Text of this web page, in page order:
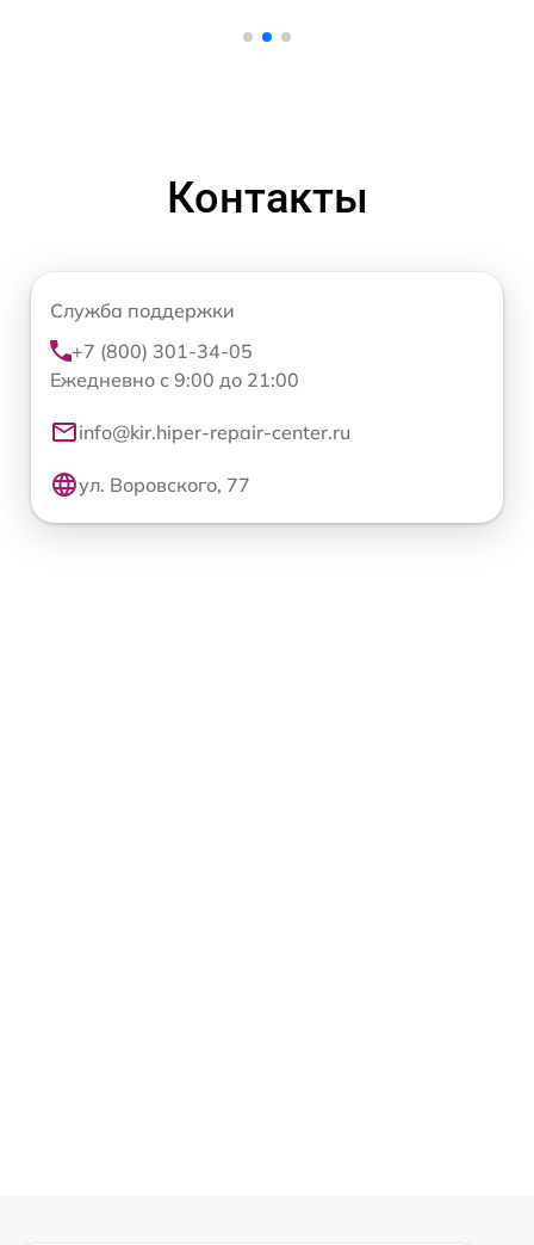
Контакты
Служба поддержки
+7 (800) 301-34-05
Ежедневно с 9:00 до 21:00
info@kir.hiper-repair-center.ru
ул. Воровского, 77